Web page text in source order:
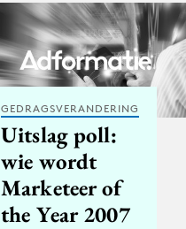
GEDRAGSVERANDERING
Uitslag poll:
wie wordt
Marketeer of
the Year 2007